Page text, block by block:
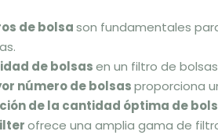
de bolsason fundamentales
de bolsasen un filtro de
número de bolsasproporciona
de la cantidad óptima de
ofrece una amplia gama de